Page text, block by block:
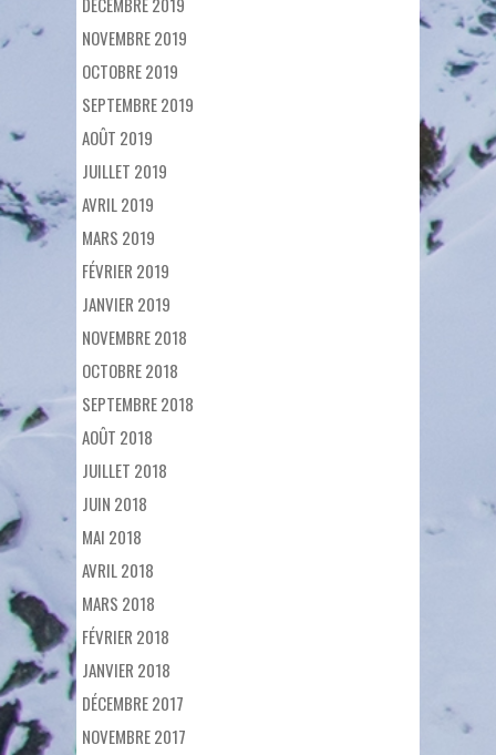
NOVEMBRE 2019
OCTOBRE 2019
SEPTEMBRE 2019
AOÛT 2019
JUILLET 2019
AVRIL 2019
MARS 2019
FÉVRIER 2019
JANVIER 2019
NOVEMBRE 2018
OCTOBRE 2018
SEPTEMBRE 2018
AOÛT 2018
JUILLET 2018
JUIN 2018
MAI 2018
AVRIL 2018
MARS 2018
FÉVRIER 2018
JANVIER 2018
DÉCEMBRE 2017
NOVEMBRE 2017